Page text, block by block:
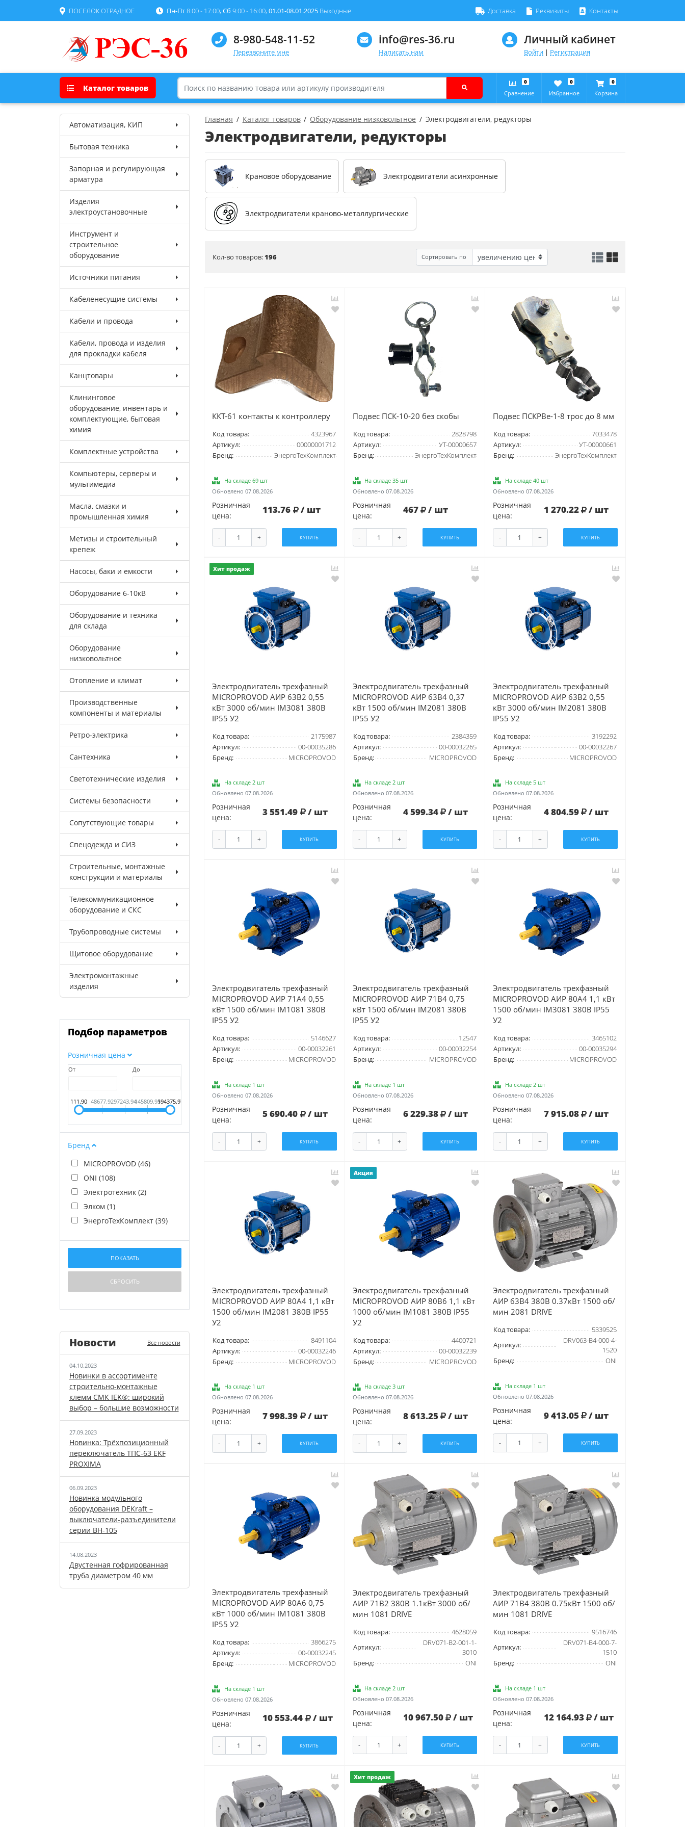
ПОСЕЛОК ОТРАДНОЕ Пн-Пт8:00 - 17:00, Сб 9:00 - 16:00, 01.01-08.01.2025 Выходные Доставка Реквизиты Контакты
8-980-548-11-52
Перезвоните мне
info@res-36.ru
Написать нам
Личный кабинет
Войти | Регистрация
Каталог товаров
0
Сравнение
0
Избранное
0
Корзина
Главная Каталог товаров Оборудование низковольтное Электродвигатели, редукторы
Электродвигатели, редукторы
Крановое оборудование Электродвигатели асинхронные
Электродвигатели краново-металлургические
Кол-во товаров:196 Сортировать по
ККТ-61 контакты к контроллеру
Код товара:
4323967
Артикул:
00000001712
Бренд:
ЭнергоТехКомплект
На складе 69 шт
Обновлено 07.08.2026
Розничная
цена:
113.76 / шт
- + КУПИТЬ
Подвес ПСК-10-20 без скобы
Код товара:
2828798
Артикул:
УТ-00000657
Бренд:
ЭнергоТехКомплект
На складе 35 шт
Обновлено 07.08.2026
Розничная
цена:
467 / шт
- + КУПИТЬ
Подвес ПСКРВе-1-8 трос до 8 мм
Код товара:
7033478
Артикул:
УТ-00000661
Бренд:
ЭнергоТехКомплект
На складе 40 шт
Обновлено 07.08.2026
Розничная
цена:
1 270.22 / шт
- + КУПИТЬ
Хит продаж
Электродвигатель трехфазный
MICROPROVOD АИР 63В2 0,55
кВт 3000 об/мин IM3081 380В
IP55 У2
Код товара:
2175987
Артикул:
00-00035286
Бренд:
MICROPROVOD
На складе 2 шт
Обновлено 07.08.2026
Розничная
цена:
3 551.49 / шт
- + КУПИТЬ
Электродвигатель трехфазный
MICROPROVOD АИР 63В4 0,37
кВт 1500 об/мин IM2081 380В
IP55 У2
Код товара:
2384359
Артикул:
00-00032265
Бренд:
MICROPROVOD
На складе 2 шт
Обновлено 07.08.2026
Розничная
цена:
4 599.34 / шт
- + КУПИТЬ
Электродвигатель трехфазный
MICROPROVOD АИР 63В2 0,55
кВт 3000 об/мин IM2081 380В
IP55 У2
Код товара:
3192292
Артикул:
00-00032267
Бренд:
MICROPROVOD
На складе 5 шт
Обновлено 07.08.2026
Розничная
цена:
4 804.59 / шт
- + КУПИТЬ
Электродвигатель трехфазный
MICROPROVOD АИР 71А4 0,55
кВт 1500 об/мин IM1081 380В
IP55 У2
Код товара:
5146627
Артикул:
00-00032261
Бренд:
MICROPROVOD
На складе 1 шт
Обновлено 07.08.2026
Розничная
цена:
5 690.40 / шт
- + КУПИТЬ
Электродвигатель трехфазный
MICROPROVOD АИР 71В4 0,75
кВт 1500 об/мин IM2081 380В
IP55 У2
Код товара:
12547
Артикул:
00-00032254
Бренд:
MICROPROVOD
На складе 1 шт
Обновлено 07.08.2026
Розничная
цена:
6 229.38 / шт
- + КУПИТЬ
Электродвигатель трехфазный
MICROPROVOD АИР 80А4 1,1 кВт
1500 об/мин IM3081 380В IP55
У2
Код товара:
3465102
Артикул:
00-00035294
Бренд:
MICROPROVOD
На складе 2 шт
Обновлено 07.08.2026
Розничная
цена:
7 915.08 / шт
- + КУПИТЬ
Электродвигатель трехфазный
MICROPROVOD АИР 80А4 1,1 кВт
1500 об/мин IM2081 380В IP55
У2
Код товара:
8491104
Артикул:
00-00032246
Бренд:
MICROPROVOD
На складе 1 шт
Обновлено 07.08.2026
Розничная
цена:
7 998.39 / шт
- + КУПИТЬ
Акция
Электродвигатель трехфазный
MICROPROVOD АИР 80В6 1,1 кВт
1000 об/мин IM1081 380В IP55
У2
Код товара:
4400721
Артикул:
00-00032239
Бренд:
MICROPROVOD
На складе 3 шт
Обновлено 07.08.2026
Розничная
цена:
8 613.25 / шт
- + КУПИТЬ
Электродвигатель трехфазный
АИР 63B4 380В 0.37кВт 1500 об/
мин 2081 DRIVE
Код товара:
5339525
Артикул:
DRV063-B4-000-4-
1520
Бренд:
ONI
На складе 1 шт
Обновлено 07.08.2026
Розничная
цена:
9 413.05 / шт
- + КУПИТЬ
Электродвигатель трехфазный
MICROPROVOD АИР 80А6 0,75
кВт 1000 об/мин IM1081 380В
IP55 У2
Код товара:
3866275
Артикул:
00-00032245
Бренд:
MICROPROVOD
На складе 1 шт
Обновлено 07.08.2026
Розничная
цена:
10 553.44 / шт
- + КУПИТЬ
Электродвигатель трехфазный
АИР 71B2 380В 1.1кВт 3000 об/
мин 1081 DRIVE
Код товара:
4628059
Артикул:
DRV071-B2-001-1-
3010
Бренд:
ONI
На складе 2 шт
Обновлено 07.08.2026
Розничная
цена:
10 967.50 / шт
- + КУПИТЬ
Электродвигатель трехфазный
АИР 71B4 380В 0.75кВт 1500 об/
мин 1081 DRIVE
Код товара:
9516746
Артикул:
DRV071-B4-000-7-
1510
Бренд:
ONI
На складе 1 шт
Обновлено 07.08.2026
Розничная
цена:
12 164.93 / шт
- + КУПИТЬ
Хит продаж
Автоматизация, КИП
Бытовая техника
Запорная и регулирующая
арматура
Изделия
электроустановочные
Инструмент и
строительное
оборудование
Источники питания
Кабеленесущие системы
Кабели и провода
Кабели, провода и изделия
для прокладки кабеля
Канцтовары
Клининговое
оборудование, инвентарь и
комплектующие, бытовая
химия
Комплектные устройства
Компьютеры, серверы и
мультимедиа
Масла, смазки и
промышленная химия
Метизы и строительный
крепеж
Насосы, баки и емкости
Оборудование 6-10кВ
Оборудование и техника
для склада
Оборудование
низковольтное
Отопление и климат
Производственные
компоненты и материалы
Ретро-электрика
Сантехника
Светотехнические изделия
Системы безопасности
Сопутствующие товары
Спецодежда и СИЗ
Строительные, монтажные
конструкции и материалы
Телекоммуникационное
оборудование и СКС
Трубопроводные системы
Щитовое оборудование
Электромонтажные
изделия
Подбор параметров
Розничная цена
От До
111.90 48677.9297243.94145809.95194375.97
Бренд
MICROPROVOD (46)
ONI (108)
Электротехник (2)
Элком (1)
ЭнергоТехКомплект (39)
Новости Все новости
04.10.2023
Новинки в ассортименте
строительно-монтажные
клемм СМК IEK®: широкий
выбор – большие возможности
27.09.2023
Новинка: Трёхпозиционный
переключатель ТПС-63 EKF
PROXIMA
06.09.2023
Новинка модульного
оборудования DEKraft –
выключатели-разъединители
серии ВН-105
14.08.2023
Двустенная гофрированная
труба диаметром 40 мм